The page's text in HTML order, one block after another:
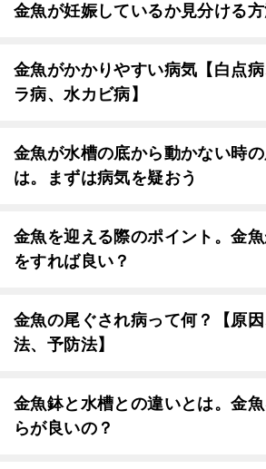
金魚が妊娠しているか見分ける
金魚がかかりやすい病気【白点
ラ病、水カビ病】
金魚が水槽の底から動かない時
は。まずは病気を疑おう
金魚を迎える際のポイント。金
をすれば良い？
金魚の尾ぐされ病って何？【原
法、予防法】
金魚鉢と水槽との違いとは。金
らが良いの？